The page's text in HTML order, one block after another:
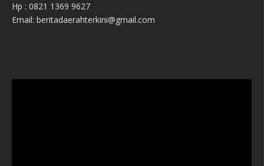
Hp : 0821 1369 9627
Email: beritadaerahterkini@gmail.com